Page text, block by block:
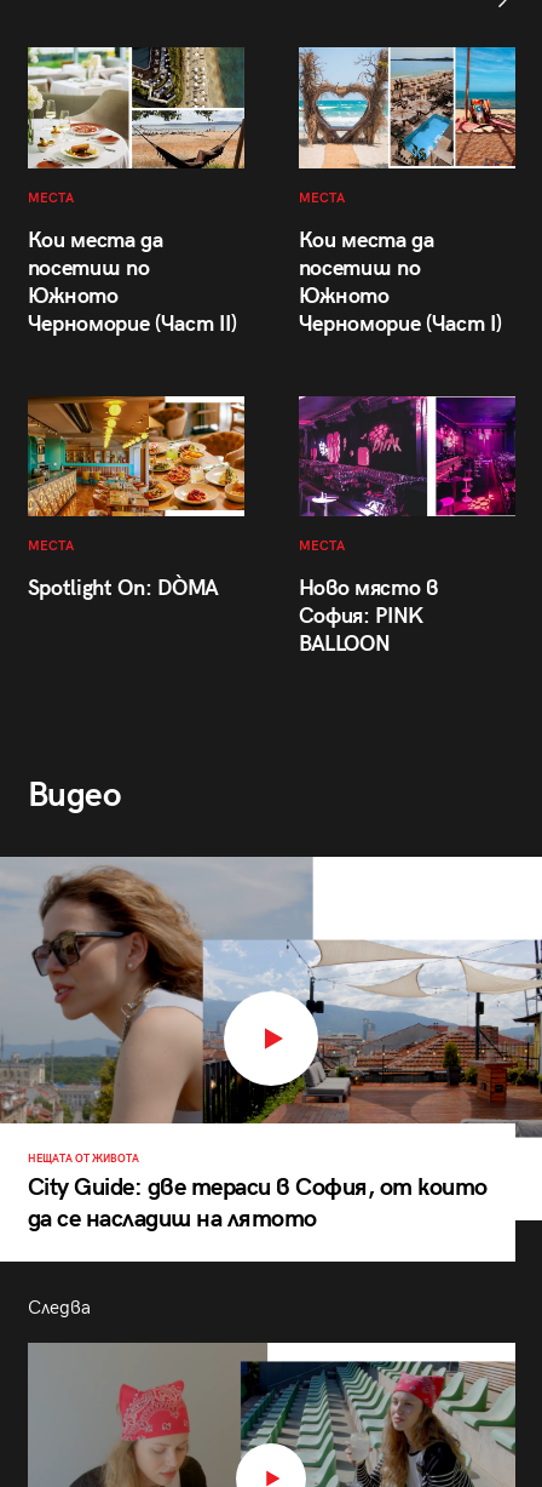
МЕСТА
Кои места да
посетиш по
Южното
Черноморие (Част II)
МЕСТА
Кои места да
посетиш по
Южното
Черноморие (Част I)
МЕСТА
Spotlight On: DÒMA
МЕСТА
Ново място в
София: PINK
BALLOON
Видео
НЕЩАТА ОТ ЖИВОТА
City Guide: две тераси в София, от които
да се насладиш на лятото
Следва